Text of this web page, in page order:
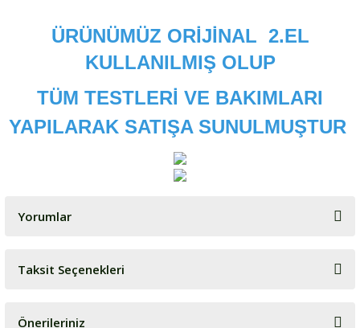
ÜRÜNÜMÜZ ORİJİNAL 2.EL
KULLANILMIŞ OLUP
TÜM TESTLERİ VE BAKIMLARI
YAPILARAK SATIŞA SUNULMUŞTUR
Yorumlar
Bu ürüne ilk yorumu siz yapın!
Taksit Seçenekleri
Önerileriniz